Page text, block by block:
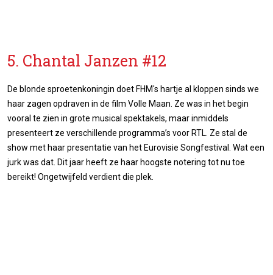
5. Chantal Janzen #12
De blonde sproetenkoningin doet FHM's hartje al kloppen sinds we
haar zagen opdraven in de film Volle Maan. Ze was in het begin
vooral te zien in grote musical spektakels, maar inmiddels
presenteert ze verschillende programma’s voor RTL. Ze stal de
show met haar presentatie van het Eurovisie Songfestival. Wat een
jurk was dat. Dit jaar heeft ze haar hoogste notering tot nu toe
bereikt! Ongetwijfeld verdient die plek.